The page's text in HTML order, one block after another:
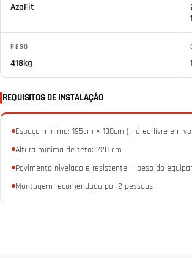
AzaFit
PESO
418kg
REQUISITOS DE INSTALAÇÃO
Espaço mínimo: 195cm × 130cm (+ área livre em
Altura mínima de teto: 220 cm
Pavimento nivelado e resistente — peso do
Montagem recomendada por 2 pessoas